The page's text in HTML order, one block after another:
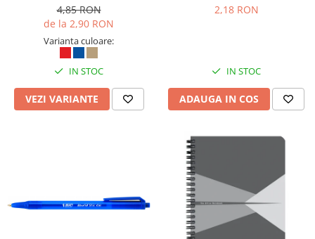
Rezerve instrumente scris
Tavite documente si suporturi
Ascutitori, radiere, agrafe
Curatenie si igiena
Hartie igienica, prosoape hartie si
4,85 RON
de la 2,90 RON
Varianta culoare:
IN STOC
VEZI VARIANTE
2,18 RON
IN STOC
ADAUGA IN COS